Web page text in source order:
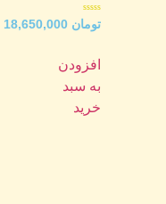
امتیاز
0
تومان
افزودن
به سبد
خرید